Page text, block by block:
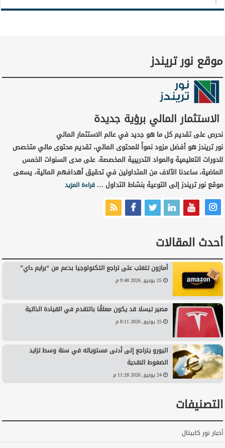
موقع نور تريندز
الاستثمار المالي برؤية جديدة
نحرص على تقديم كل ما هو جديد في عالم الاستثمار المالي
نور تريندز هو أفضل مزود نمواً للمحتوى المالي، تقديم محتوى مالي متخصص
للدورات التعليمية والمواد التدريبية المخصصة. على مدى السنوات الخمس
الماضية، ساعدنا الآلاف من المتداولين في تحقيق أهدافهم المالية، يسعى
موقع نور تريندز إلى التوعية بنشاط التداول …قراءة المزيد
أحدث المقالات
أمازون تتغلب على تراجع التكنولوجيا بدعم من “برايم داي”
25 يونيو, 2026 9:48 م
مصير تيسلا قد يكون معلقًا بالتقدم في القيادة الذاتية
25 يونيو, 2026 8:11 م
اليورو يتراجع إلى أدنى مستوياته في سنة وسط تزايد
الضغوط النقدية
24 يونيو, 2026 11:28 م
التصنيفات
أخبار نور كابيتال